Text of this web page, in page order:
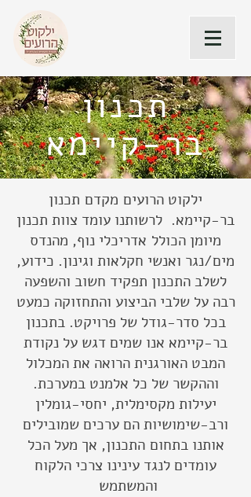
תכנון
בר-קיימא
ילקוט הרועים מקדם תכנון
בר-קיימא. לרשותנו עומד צוות תכנון
מיומן הכולל אדריכלי נוף, מהנדס
מים/נגר ואנשי חקלאות וגינון. כידוע,
לשלב התכנון תפקיד חשוב והשפעה
רבה על שלבי הביצוע והתחזוקה כמעט
בכל סדר-גודל של פרויקט. בתכנון
בר-קיימא אנו שמים דגש על נקודת
המבט האורגנית הרואה את המכלול
וההקשר של כל אלמנט במערכת.
יעילות מקסימלית, יחסי-גומלין
ורב-שימושיות הם ערכים שמובילים
אותנו בתחום התכנון, אך מעל הכל
עומדים לנגד עינינו צרכי הלקוח
והמשתמש